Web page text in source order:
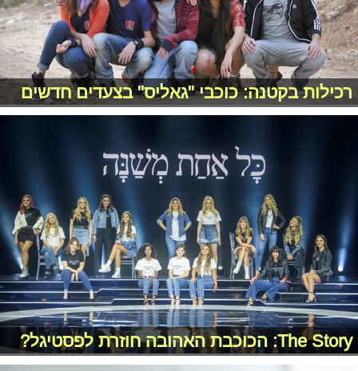
רכילות בקטנה: כוכבי "גאליס" בצעדים חדשים
The Story: הכוכבת האהובה חוזרת לפסטיגל?